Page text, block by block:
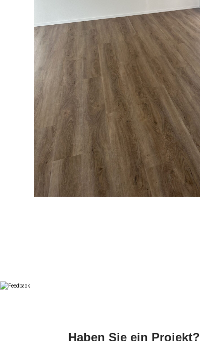
Haben Sie ein Projekt?